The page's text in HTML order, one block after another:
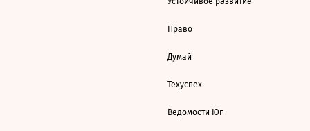
Право
Думай
Техуспех
Ведомости Юг